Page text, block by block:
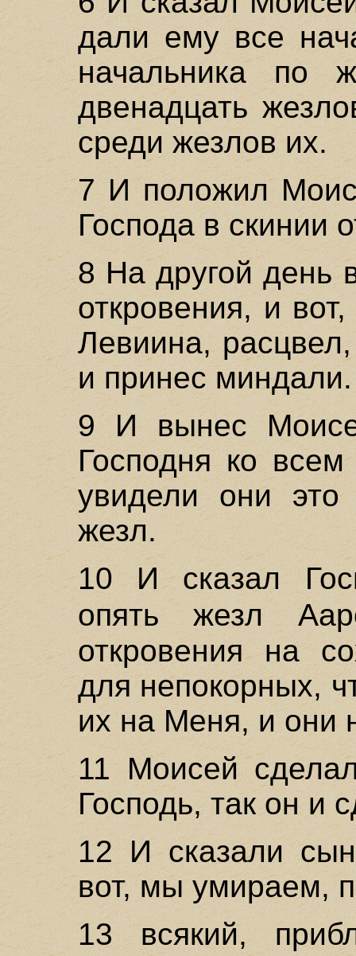
дали ему все
начальника по
двенадцать
среди жезлов их.
7 И положил
Господа в скинии
8 На другой день
откровения, и
Левиина,
и принес миндали.
9 И вынес
Господня ко
увидели они
жезл.
10 И сказал
опять жезл
откровения на
для непокорных,
их на Меня, и они
11 Моисей
Господь, так он и
12 И сказали
вот, мы умираем,
13 всякий,